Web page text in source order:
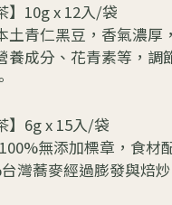
】10g x 12入/袋
青仁黑豆，香氣濃厚
成分、花青素等，調
】6g x 15入/袋
無添加標章，食材
灣蕎麥經過膨發與焙